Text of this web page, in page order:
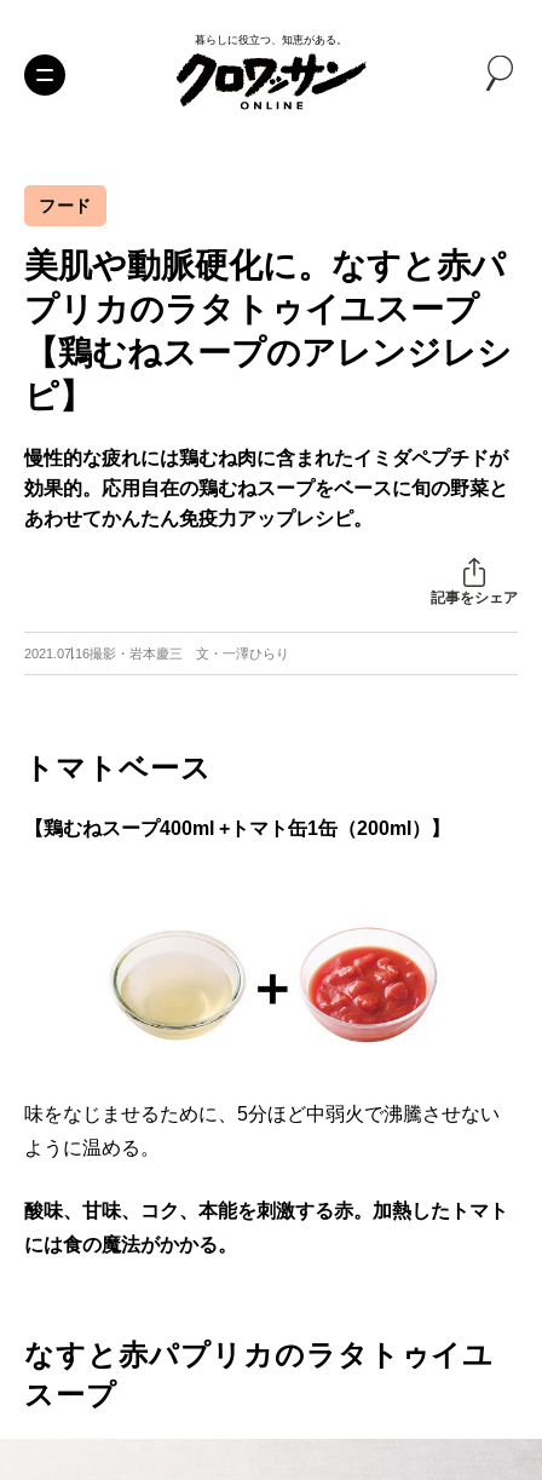
暮らしに役立つ、知恵がある。
フード
美肌や動脈硬化に。なすと赤パ
プリカのラタトゥイユスープ
【鶏むねスープのアレンジレシ
ピ】
慢性的な疲れには鶏むね肉に含まれたイミダペプチドが
効果的。応用自在の鶏むねスープをベースに旬の野菜と
あわせてかんたん免疫力アップレシピ。
記事をシェア
2021.07.16撮影・岩本慶三 文・一澤ひらり
トマトベース
【鶏むねスープ400ml +トマト缶1缶（200ml）】
味をなじませるために、5分ほど中弱火で沸騰させない
ように温める。
酸味、甘味、コク、本能を刺激する赤。加熱したトマト
には食の魔法がかかる。
なすと赤パプリカのラタトゥイユ
スープ